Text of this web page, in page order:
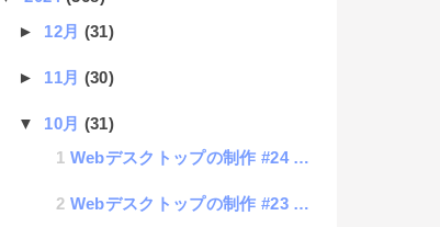
► 12月 (31)
► 11月 (30)
▼ 10月 (31)
Webデスクトップの制作 #24 電卓アプリの設置
Webデスクトップの制作 #23 お問い合わせフォーム設置